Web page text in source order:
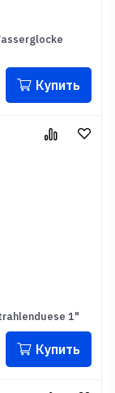
Купить
1"
Купить